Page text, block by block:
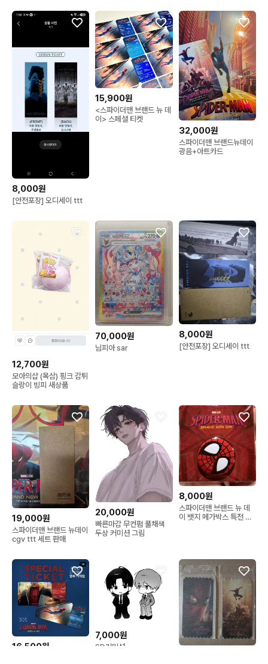
8,000원
[안전포장] 오디세이 ttt
15,900원
<스파이더맨 브랜드 뉴 데
이> 스페셜 티켓
32,000원
스파이더맨 브랜드뉴데이
광음+아트카드
12,700원
모아의샵 (목삼) 핑크 감튀
슬랑이 빙피 새상품
70,000원
님피아 sar
8,000원
[안전포장] 오디세이 ttt
19,000원
스파이더맨 브랜드 뉴데이
cgv ttt 세트 판매
20,000원
빠른마감 무컨펌 풀채색
두상 커미션 그림
8,000원
스파이더맨 브랜드 뉴 데
이 뱃지 메가박스 특전 미
16,500원
7,000원
SD커미션